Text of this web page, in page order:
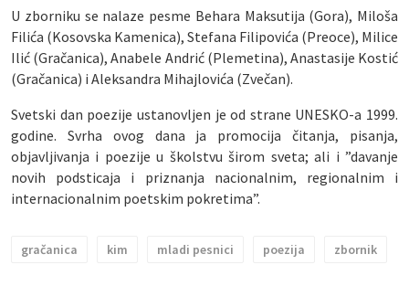
U zborniku se nalaze pesme Behara Maksutija (Gora), Miloša
Filića (Kosovska Kamenica), Stefana Filipovića (Preoce), Milice
Ilić (Gračanica), Anabele Andrić (Plemetina), Anastasije Kostić
(Gračanica) i Aleksandra Mihajlovića (Zvečan).
Svetski dan poezije ustanovljen je od strane UNESKO-a 1999.
godine. Svrha ovog dana ja promocija čitanja, pisanja,
objavljivanja i poezije u školstvu širom sveta; ali i ”davanje
novih podsticaja i priznanja nacionalnim, regionalnim i
internacionalnim poetskim pokretima”.
gračanica kim mladi pesnici poezija zbornik